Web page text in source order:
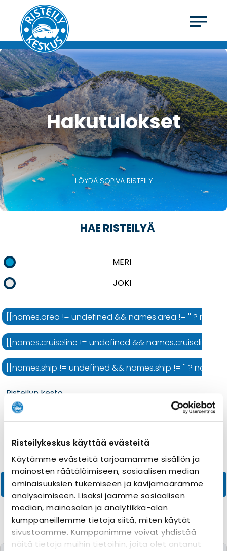
Risteilykeskus käyttää evästeitä
Käytämme evästeitä tarjoamamme sisällön ja
mainosten räätälöimiseen, sosiaalisen median
ominaisuuksien tukemiseen ja kävijämäärämme
analysoimiseen. Lisäksi jaamme sosiaalisen
median, mainosalan ja analytiikka-alan
kumppaneillemme tietoja siitä, miten käytät
sivustoamme. Kumppanimme voivat yhdistää
näitä tietoja muihin tietoihin, joita olet antanut
Hakutulokset
LÖYDÄ SOPIVA RISTEILY
HAE RISTEILYÄ
MERI
JOKI
[[names.area != undefined && names.area != '' ?
[[names.cruiseline != undefined && names.cruiseline
[[names.ship != undefined && names.ship != '' ?
Risteilyn kesto